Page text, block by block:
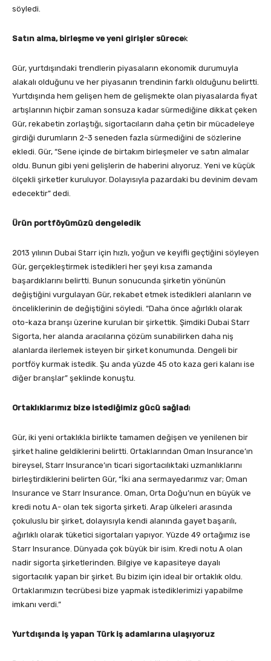
söyledi.
Satın alma, birleşme ve yeni girişler sürecek
Gür, yurtdışındaki trendlerin piyasaların ekonomik durumuyla
alakalı olduğunu ve her piyasanın trendinin farklı olduğunu belirtti.
Yurtdışında hem gelişen hem de gelişmekte olan piyasalarda fiyat
artışlarının hiçbir zaman sonsuza kadar sürmediğine dikkat çeken
Gür, rekabetin zorlaştığı, sigortacıların daha çetin bir mücadeleye
girdiği durumların 2-3 seneden fazla sürmediğini de sözlerine
ekledi. Gür, “Sene içinde de birtakım birleşmeler ve satın almalar
oldu. Bunun gibi yeni gelişlerin de haberini alıyoruz. Yeni ve küçük
ölçekli şirketler kuruluyor. Dolayısıyla pazardaki bu devinim devam
edecektir” dedi.
Ürün portföyümüzü dengeledik
2013 yılının Dubai Starr için hızlı, yoğun ve keyifli geçtiğini söyleyen
Gür, gerçekleştirmek istedikleri her şeyi kısa zamanda
başardıklarını belirtti. Bunun sonucunda şirketin yönünün
değiştiğini vurgulayan Gür, rekabet etmek istedikleri alanların ve
önceliklerinin de değiştiğini söyledi. “Daha önce ağırlıklı olarak
oto-kaza branşı üzerine kurulan bir şirkettik. Şimdiki Dubai Starr
Sigorta, her alanda aracılarına çözüm sunabilirken daha niş
alanlarda ilerlemek isteyen bir şirket konumunda. Dengeli bir
portföy kurmak istedik. Şu anda yüzde 45 oto kaza geri kalanı ise
diğer branşlar” şeklinde konuştu.
Ortaklıklarımız bize istediğimiz gücü sağladı
Gür, iki yeni ortaklıkla birlikte tamamen değişen ve yenilenen bir
şirket haline geldiklerini belirtti. Ortaklarından Oman Insurance’ın
bireysel, Starr Insurance’ın ticari sigortacılıktaki uzmanlıklarını
birleştirdiklerini belirten Gür, “İki ana sermayedarımız var; Oman
Insurance ve Starr Insurance. Oman, Orta Doğu’nun en büyük ve
kredi notu A- olan tek sigorta şirketi. Arap ülkeleri arasında
çokuluslu bir şirket, dolayısıyla kendi alanında gayet başarılı,
ağırlıklı olarak tüketici sigortaları yapıyor. Yüzde 49 ortağımız ise
Starr Insurance. Dünyada çok büyük bir isim. Kredi notu A olan
nadir sigorta şirketlerinden. Bilgiye ve kapasiteye dayalı
sigortacılık yapan bir şirket. Bu bizim için ideal bir ortaklık oldu.
Ortaklarımızın tecrübesi bize yapmak istediklerimizi yapabilme
imkanı verdi.”
Yurtdışında iş yapan Türk iş adamlarına ulaşıyoruz